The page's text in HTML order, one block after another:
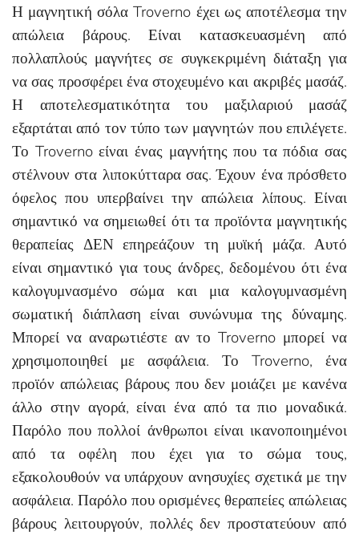
Η μαγνητική σόλα Troverno έχει ως αποτέλεσμα την
απώλεια βάρους. Είναι κατασκευασμένη από
πολλαπλούς μαγνήτες σε συγκεκριμένη διάταξη για
να σας προσφέρει ένα στοχευμένο και ακριβές μασάζ.
Η αποτελεσματικότητα του μαξιλαριού μασάζ
εξαρτάται από τον τύπο των μαγνητών που επιλέγετε.
Το Troverno είναι ένας μαγνήτης που τα πόδια σας
στέλνουν στα λιποκύτταρα σας. Έχουν ένα πρόσθετο
όφελος που υπερβαίνει την απώλεια λίπους. Είναι
σημαντικό να σημειωθεί ότι τα προϊόντα μαγνητικής
θεραπείας ΔΕΝ επηρεάζουν τη μυϊκή μάζα. Αυτό
είναι σημαντικό για τους άνδρες, δεδομένου ότι ένα
καλογυμνασμένο σώμα και μια καλογυμνασμένη
σωματική διάπλαση είναι συνώνυμα της δύναμης.
Μπορεί να αναρωτιέστε αν το Troverno μπορεί να
χρησιμοποιηθεί με ασφάλεια. Το Troverno, ένα
προϊόν απώλειας βάρους που δεν μοιάζει με κανένα
άλλο στην αγορά, είναι ένα από τα πιο μοναδικά.
Παρόλο που πολλοί άνθρωποι είναι ικανοποιημένοι
από τα οφέλη που έχει για το σώμα τους,
εξακολουθούν να υπάρχουν ανησυχίες σχετικά με την
ασφάλεια. Παρόλο που ορισμένες θεραπείες απώλειας
βάρους λειτουργούν, πολλές δεν προστατεύουν από